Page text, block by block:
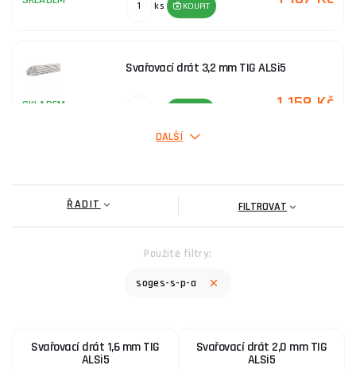
ks KOUPIT
Svařovací drát 3,2 mm TIG ALSi5
SKLADEM 1 158 Kč
DALŠÍ
ŘADIT FILTROVAT
Použité filtry:
soges-s-p-a
Svařovací drát 1,6 mm TIG
ALSi5
Svařovací drát 2,0 mm TIG
ALSi5